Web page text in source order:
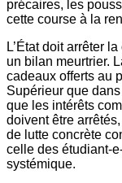
précaires, les
cette course à la
L’État doit arrêter
un bilan meurtrier.
cadeaux offerts au
Supérieur que
que les intérêts
doivent être
de lutte concrète
celle des étudiant-
systémique.